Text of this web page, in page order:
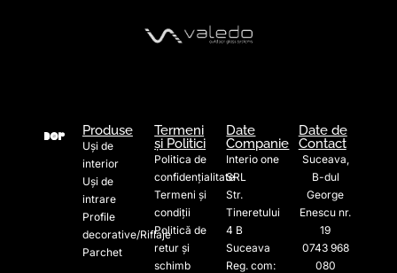
Produse
Uși de
interior
Uși de
intrare
Profile
decorative/Riflaje
Parchet
Termeni
și Politici
Politica de
confidențialitate
Termeni și
condiții
Politică de
retur și
schimb
Date
Companie
Interio one
SRL
Str.
Tineretului
4 B
Suceava
Reg. com:
Date de
Contact
Suceava,
B-dul
George
Enescu nr.
19
0743 968
080